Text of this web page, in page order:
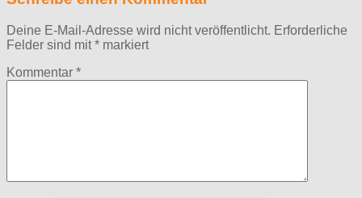
Deine E-Mail-Adresse wird nicht veröffentlicht. Erforderliche
Felder sind mit* markiert
Kommentar *